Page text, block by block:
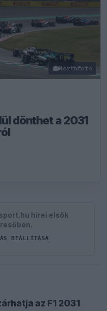
Northfoto
dönthet a 2031
hírei elsők
BEÁLLÍTÁSA
az F1 2031